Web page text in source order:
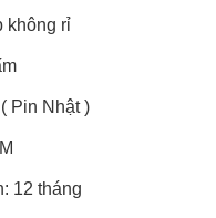
không rỉ
Pin Nhật )
12 tháng